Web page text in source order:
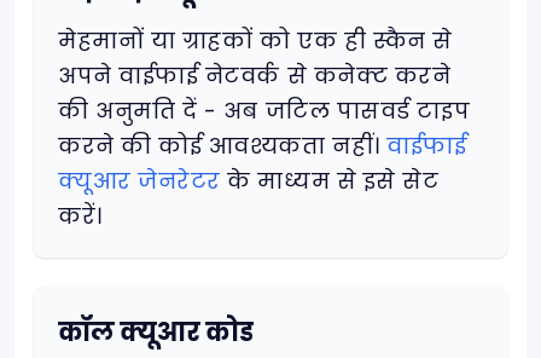
मेहमानों या ग्राहकों को एक ही स्कैन से
अपने वाईफाई नेटवर्क से कनेक्ट करने
की अनुमति दें - अब जटिल पासवर्ड टाइप
करने की कोई आवश्यकता नहीं।वाईफाई
क्यूआर जेनरेटर के माध्यम से इसे सेट
करें।
कॉल क्यूआर कोड